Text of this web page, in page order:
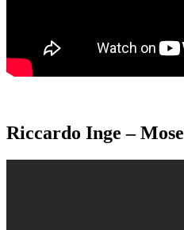
Riccardo Inge – Mose